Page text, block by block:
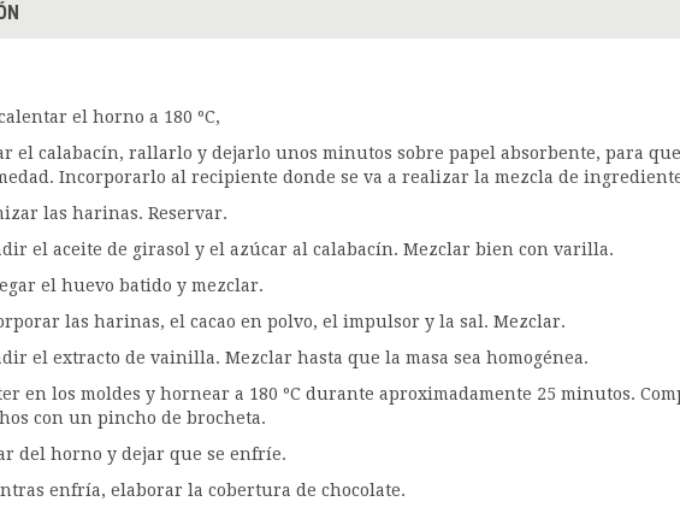
el horno a 180 ºC,
el calabacín, rallarlo y dejarlo unos minutos sobre papel absorbente, para
Incorporarlo al recipiente donde se va a realizar la mezcla de
las harinas. Reservar.
el aceite de girasol y el azúcar al calabacín. Mezclar bien con varilla.
el huevo batido y mezclar.
las harinas, el cacao en polvo, el impulsor y la sal. Mezclar.
el extracto de vainilla. Mezclar hasta que la masa sea homogénea.
en los moldes y hornear a 180 ºC durante aproximadamente 25 minutos.
con un pincho de brocheta.
del horno y dejar que se enfríe.
enfría, elaborar la cobertura de chocolate.